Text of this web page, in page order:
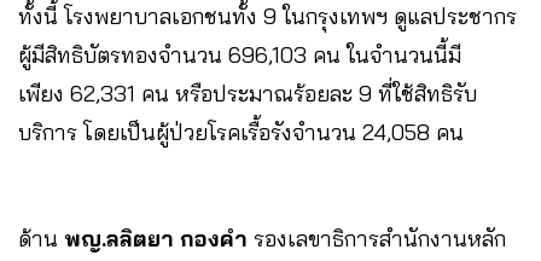
ทั้งนี้ โรงพยาบาลเอกชนทั้ง 9 ในกรุงเทพฯ ดูแลประชากร
ผู้มีสิทธิบัตรทองจำนวน 696,103 คน ในจำนวนนี้มี
เพียง 62,331 คน หรือประมาณร้อยละ 9 ที่ใช้สิทธิรับ
บริการ โดยเป็นผู้ป่วยโรคเรื้อรังจำนวน 24,058 คน
ด้าน พญ.ลลิตยา กองคำ รองเลขาธิการสำนักงานหลัก